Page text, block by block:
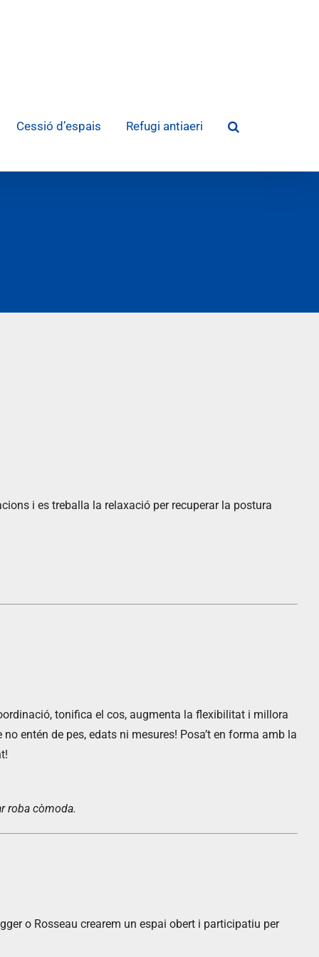
Cessió d’espais Refugi antiaeri
i es treballa la relaxació per recuperar la postura
tonifica el cos, augmenta la flexibilitat i millora
entén de pes, edats ni mesures! Posa’t en forma amb la
roba còmoda.
o Rosseau crearem un espai obert i participatiu per